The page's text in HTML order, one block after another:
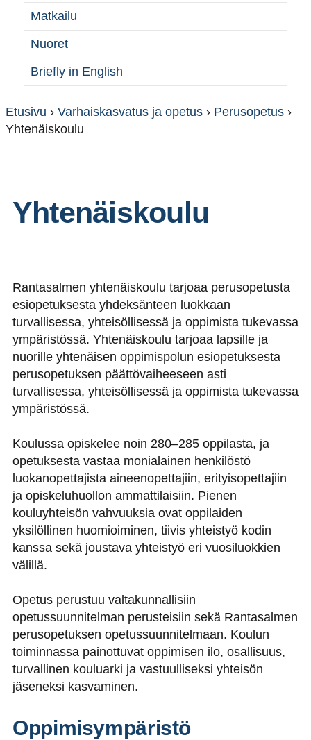
Matkailu
Nuoret
Briefly in English
Etusivu › Varhaiskasvatus ja opetus › Perusopetus ›
Yhtenäiskoulu
Yhtenäiskoulu
Rantasalmen yhtenäiskoulu tarjoaa perusopetusta
esiopetuksesta yhdeksänteen luokkaan
turvallisessa, yhteisöllisessä ja oppimista tukevassa
ympäristössä. Yhtenäiskoulu tarjoaa lapsille ja
nuorille yhtenäisen oppimispolun esiopetuksesta
perusopetuksen päättövaiheeseen asti
turvallisessa, yhteisöllisessä ja oppimista tukevassa
ympäristössä.
Koulussa opiskelee noin 280–285 oppilasta, ja
opetuksesta vastaa monialainen henkilöstö
luokanopettajista aineenopettajiin, erityisopettajiin
ja opiskeluhuollon ammattilaisiin. Pienen
kouluyhteisön vahvuuksia ovat oppilaiden
yksilöllinen huomioiminen, tiivis yhteistyö kodin
kanssa sekä joustava yhteistyö eri vuosiluokkien
välillä.
Opetus perustuu valtakunnallisiin
opetussuunnitelman perusteisiin sekä Rantasalmen
perusopetuksen opetussuunnitelmaan. Koulun
toiminnassa painottuvat oppimisen ilo, osallisuus,
turvallinen kouluarki ja vastuulliseksi yhteisön
jäseneksi kasvaminen.
Oppimisympäristö